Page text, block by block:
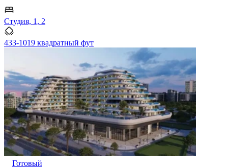
Студия, 1, 2
433-1019 квадратный фут
Готовый